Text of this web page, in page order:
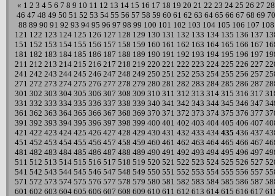
« 1 2 3 4 5 6 7 8 9 10 11 12 13 14 15 16 17 18 19 20 21 22 23 24 25 26 27 28
46 47 48 49 50 51 52 53 54 55 56 57 58 59 60 61 62 63 64 65 66 67 68 69 70
88 89 90 91 92 93 94 95 96 97 98 99 100 101 102 103 104 105 106 107 108
121 122 123 124 125 126 127 128 129 130 131 132 133 134 135 136 137
151 152 153 154 155 156 157 158 159 160 161 162 163 164 165 166 167
181 182 183 184 185 186 187 188 189 190 191 192 193 194 195 196 197
211 212 213 214 215 216 217 218 219 220 221 222 223 224 225 226 227
241 242 243 244 245 246 247 248 249 250 251 252 253 254 255 256 257
271 272 273 274 275 276 277 278 279 280 281 282 283 284 285 286 287
301 302 303 304 305 306 307 308 309 310 311 312 313 314 315 316 317
331 332 333 334 335 336 337 338 339 340 341 342 343 344 345 346 347
361 362 363 364 365 366 367 368 369 370 371 372 373 374 375 376 377
391 392 393 394 395 396 397 398 399 400 401 402 403 404 405 406 407
421 422 423 424 425 426 427 428 429 430 431 432 433 434 435 436 437
451 452 453 454 455 456 457 458 459 460 461 462 463 464 465 466 467
481 482 483 484 485 486 487 488 489 490 491 492 493 494 495 496 497
511 512 513 514 515 516 517 518 519 520 521 522 523 524 525 526 527
541 542 543 544 545 546 547 548 549 550 551 552 553 554 555 556 557
571 572 573 574 575 576 577 578 579 580 581 582 583 584 585 586 587
601 602 603 604 605 606 607 608 609 610 611 612 613 614 615 616 617